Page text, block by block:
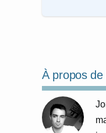
À propos